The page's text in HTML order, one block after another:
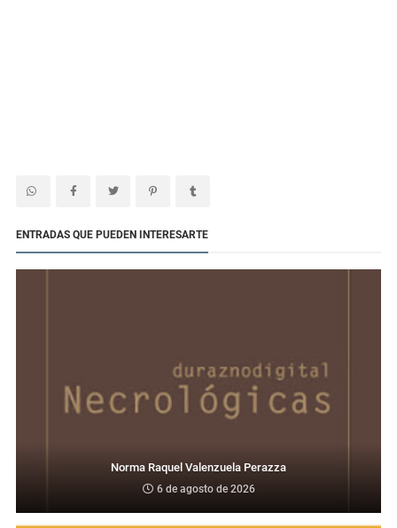
ENTRADAS QUE PUEDEN INTERESARTE
Norma Raquel Valenzuela Perazza
6 de agosto de 2026